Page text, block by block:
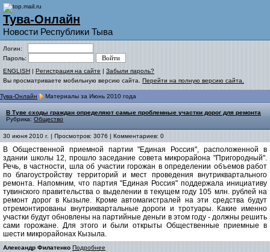
Тува-Онлайн
Новости Республики Тыва
Логин:
Пароль:
ENGLISH | Регистрация на сайте | Забыли пароль?
Вы просматриваете мобильную версию сайта. Перейти на полную версию сайта.
Тува-Онлайн Материалы за Июнь 2010 года
В Туве сходы граждан определяют самые проблемные участки дорог для ремонта
Рубрика: Общество
30 июня 2010 г. | Просмотров: 3076 | Комментариев: 0
В Общественной приемной партии "Единая Россия", расположенной в
здании школы 12, прошло заседание совета микрорайона "Пригородный".
Речь, в частности, шла об участии горожан в определении объемов работ
по благоустройству территорий и мест проведения внутриквартального
ремонта. Напомним, что партия "Единая Россия" поддержала инициативу
тувинского правительства о выделении в текущем году 105 млн. рублей на
ремонт дорог в Кызыле. Кроме автомагистралей на эти средства будут
отремонтированы внутриквартальные дороги и тротуары. Какие именно
участки будут обновлены на партийные деньги в этом году - должны решить
сами горожане. Для этого и были открыты Общественные приемные в
шести микрорайонах Кызыла.
Александр Филатенко Подробнее